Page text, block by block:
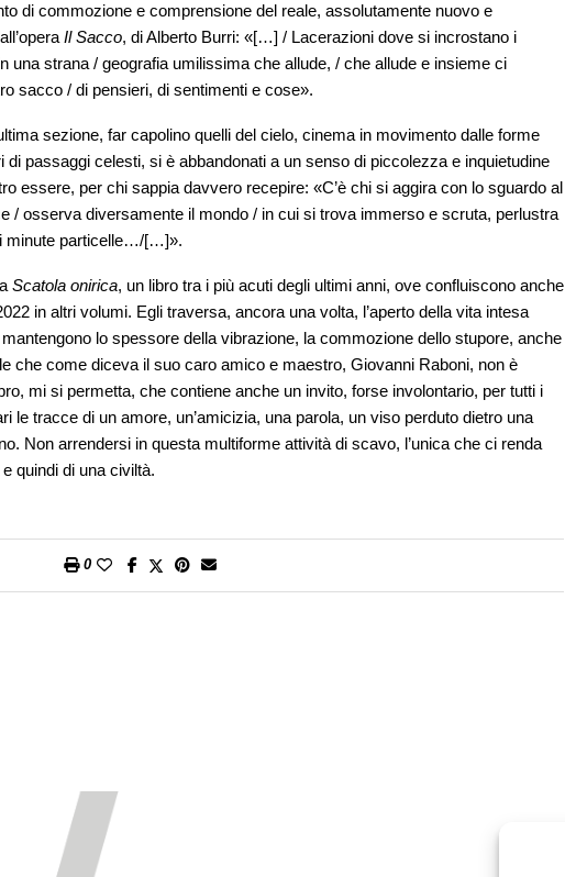
di commozione e comprensione del reale, assolutamente nuovo e
Il Sacco, di Alberto Burri: «[…] / Lacerazioni dove si incrostano i
una strana / geografia umilissima che allude, / che allude e insieme ci
sacco / di pensieri, di sentimenti e cose».
sezione, far capolino quelli del cielo, cinema in movimento dalle forme
passaggi celesti, si è abbandonati a un senso di piccolezza e inquietudine
essere, per chi sappia davvero recepire: «C’è chi si aggira con lo sguardo al
/ osserva diversamente il mondo / in cui si trova immerso e scruta, perlustra
minute particelle…/[…]».
Scatola onirica, un libro tra i più acuti degli ultimi anni, ove confluiscono anche
in altri volumi. Egli traversa, ancora una volta, l’aperto della vita intesa
lo spessore della vibrazione, la commozione dello stupore, anche
che come diceva il suo caro amico e maestro, Giovanni Raboni, non è
mi si permetta, che contiene anche un invito, forse involontario, per tutti i
le tracce di un amore, un’amicizia, una parola, un viso perduto dietro una
Non arrendersi in questa multiforme attività di scavo, l’unica che ci renda
quindi di una civiltà.
0